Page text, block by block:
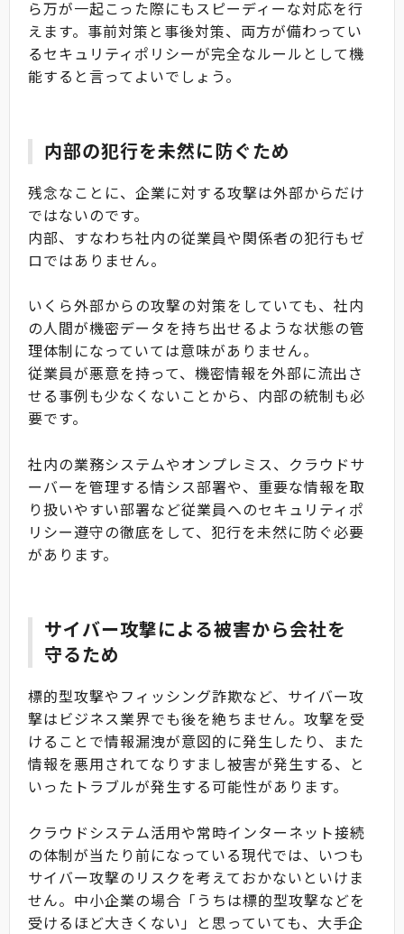
ら万が一起こった際にもスピーディーな対応を行
えます。事前対策と事後対策、両方が備わってい
るセキュリティポリシーが完全なルールとして機
能すると言ってよいでしょう。
内部の犯行を未然に防ぐため
残念なことに、企業に対する攻撃は外部からだけ
ではないのです。
内部、すなわち社内の従業員や関係者の犯行もゼ
ロではありません。
いくら外部からの攻撃の対策をしていても、社内
の人間が機密データを持ち出せるような状態の管
理体制になっていては意味がありません。
従業員が悪意を持って、機密情報を外部に流出さ
せる事例も少なくないことから、内部の統制も必
要です。
社内の業務システムやオンプレミス、クラウドサ
ーバーを管理する情シス部署や、重要な情報を取
り扱いやすい部署など従業員へのセキュリティポ
リシー遵守の徹底をして、犯行を未然に防ぐ必要
があります。
サイバー攻撃による被害から会社を
守るため
標的型攻撃やフィッシング詐欺など、サイバー攻
撃はビジネス業界でも後を絶ちません。攻撃を受
けることで情報漏洩が意図的に発生したり、また
情報を悪用されてなりすまし被害が発生する、と
いったトラブルが発生する可能性があります。
クラウドシステム活用や常時インターネット接続
の体制が当たり前になっている現代では、いつも
サイバー攻撃のリスクを考えておかないといけま
せん。中小企業の場合「うちは標的型攻撃などを
受けるほど大きくない」と思っていても、大手企